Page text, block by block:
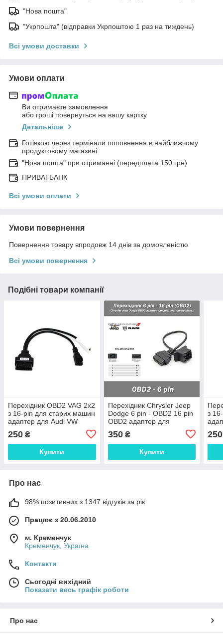
"Нова пошта"
"Укрпошта" (відправки Укрпоштою 1 раз на тиждень)
Всі умови доставки
Умови оплати
Ви отримаєте замовлення
або гроші повернуться на вашу картку
Детальніше
Готівкою через термінали поповнення в найближчому
продуктовому магазині
"Нова пошта" при отриманні (передплата 150 грн)
ПРИВАТБАНК
Всі умови оплати
Умови повернення
Повернення товару впродовж 14 днів за домовленістю
Всі умови повернення
Подібні товари компанії
Перехідник OBD2 VAG 2x2
з 16-pin для старих машин
адаптер для Audi VW
250 ₴
Купити
Перехідник Chrysler Jeep
Dodge 6 pin - OBD2 16 pin
OBD2 адаптер для
350₴
Купити
з
250
Про нас
98% позитивних з 1347 відгуків за рік
Працює з 20.06.2010
м. Кременчук
Кременчук, Україна
Контакти
Сьогодні вихідний
Показати весь графік роботи
Про нас